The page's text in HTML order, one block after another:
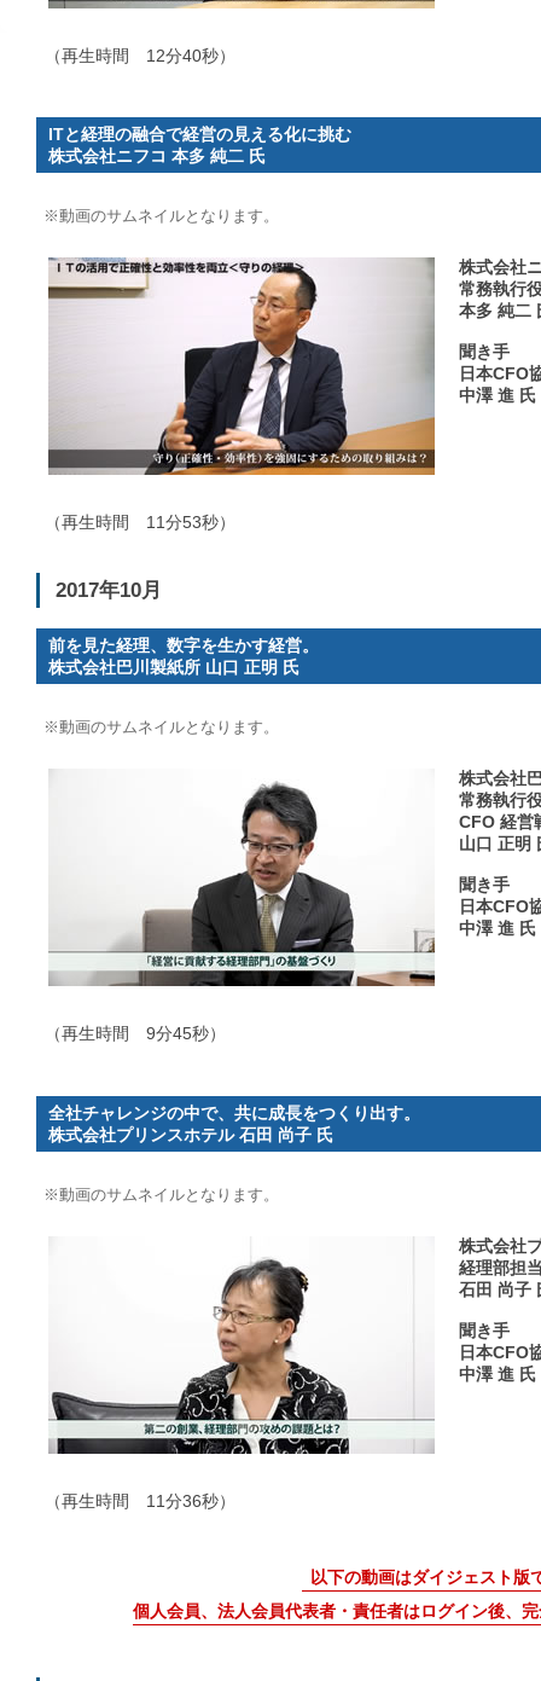
（再生時間 12分40秒）
ITと経理の融合で経営の見える化に挑む
株式会社ニフコ 本多 純二 氏
※動画のサムネイルとなります。
（再生時間 11分53秒）
株式会社
常務執行
本多 純二
聞き手
日本CFO
中澤 進 氏
2017年10月
前を見た経理、数字を生かす経営。
株式会社巴川製紙所 山口 正明 氏
※動画のサムネイルとなります。
（再生時間 9分45秒）
株式会社
常務執行
CFO 経営
山口 正明
聞き手
日本CFO
中澤 進 氏
全社チャレンジの中で、共に成長をつくり出す。
株式会社プリンスホテル 石田 尚子 氏
※動画のサムネイルとなります。
（再生時間 11分36秒）
株式会社
経理部担
石田 尚子
聞き手
日本CFO
中澤 進 氏
以下の動画はダイジェスト版
個人会員、法人会員代表者・責任者はログイン後、